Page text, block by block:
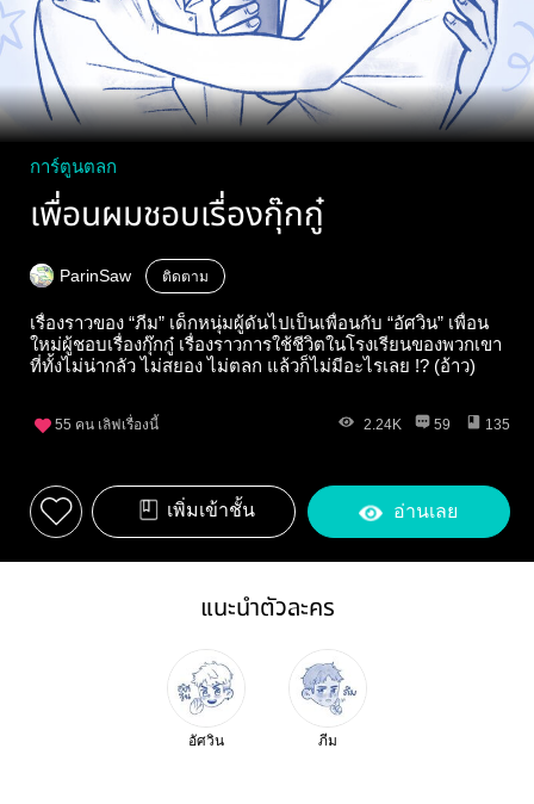
การ์ตูนตลก
เพื่อนผมชอบเรื่องกุ๊กกู๋
ParinSaw ติดตาม
เรื่องราวของ “ภีม” เด็กหนุ่มผู้ดันไปเป็นเพื่อนกับ “อัศวิน” เพื่อน
ใหม่ผู้ชอบเรื่องกุ๊กกู๋ เรื่องราวการใช้ชีวิตในโรงเรียนของพวกเขา
ที่ทั้งไม่น่ากลัว ไม่สยอง ไม่ตลก แล้วก็ไม่มีอะไรเลย !? (อ้าว)
55 คน เลิฟเรื่องนี้ 2.24K 59 135
เพิ่มเข้าชั้น อ่านเลย
แนะนำตัวละคร
อัศวิน ภีม